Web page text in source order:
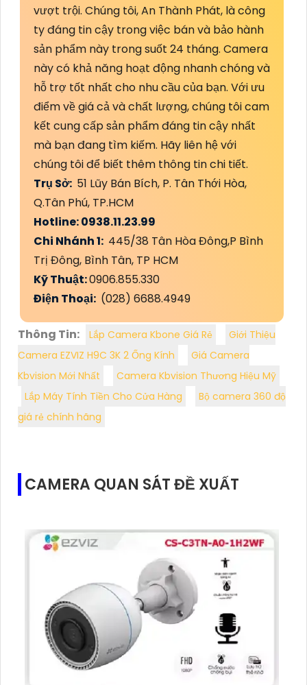
vượt trội. Chúng tôi, An Thành Phát, là công
ty đáng tin cậy trong việc bán và bảo hành
sản phẩm này trong suốt 24 tháng. Camera
này có khả năng hoạt động nhanh chóng và
hỗ trợ tốt nhất cho nhu cầu của bạn. Với ưu
điểm về giá cả và chất lượng, chúng tôi cam
kết cung cấp sản phẩm đáng tin cậy nhất
mà bạn đang tìm kiếm. Hãy liên hệ với
chúng tôi để biết thêm thông tin chi tiết.
Trụ Sở: 51 Lũy Bán Bích, P. Tân Thới Hòa,
Q.Tân Phú, TP.HCM
Hotline: 0938.11.23.99
Chi Nhánh 1: 445/38 Tân Hòa Đông,P Bình
Trị Đông, Bình Tân, TP HCM
Kỹ Thuật:0906.855.330
Điện Thoại: (028) 6688.4949
Thông Tin: Lắp Camera Kbone Giá Rẻ
Giới Thiệu
Camera EZVIZ H9C 3K 2 Ống Kính
Giá Camera
Kbvision Mới Nhất
Camera Kbvision Thương Hiệu Mỹ
Lắp Máy Tính Tiền Cho Cửa Hàng
Bộ camera 360 độ
giá rẻ chính hãng
CAMERA QUAN SÁT ĐỀ XUẤT